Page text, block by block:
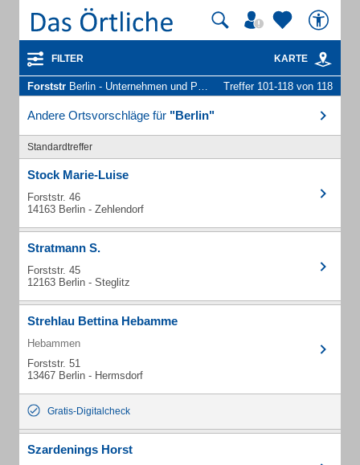
FILTER KARTE
Forststr Berlin - Unternehmen und Personen Treffer 101-118 von 118
Andere Ortsvorschläge für "Berlin"
Standardtreffer
Stock Marie-Luise
Forststr. 46
14163 Berlin - Zehlendorf
Stratmann S.
Forststr. 45
12163 Berlin - Steglitz
Strehlau Bettina Hebamme
Hebammen
Forststr. 51
13467 Berlin - Hermsdorf
Gratis-Digitalcheck
Szardenings Horst